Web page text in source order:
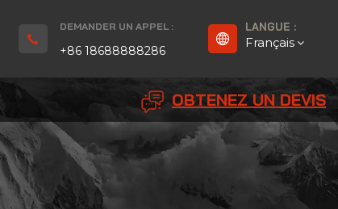
DEMANDER UN APPEL :
+86 18688888286
LANGUE :
Français
OBTENEZ UN DEVIS